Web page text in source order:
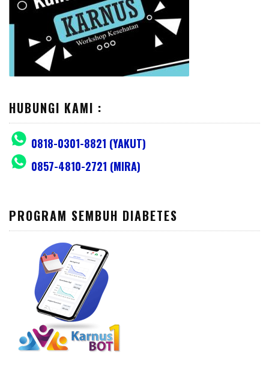
HUBUNGI KAMI :
0818-0301-8821 (YAKUT)
0857-4810-2721 (MIRA)
PROGRAM SEMBUH DIABETES